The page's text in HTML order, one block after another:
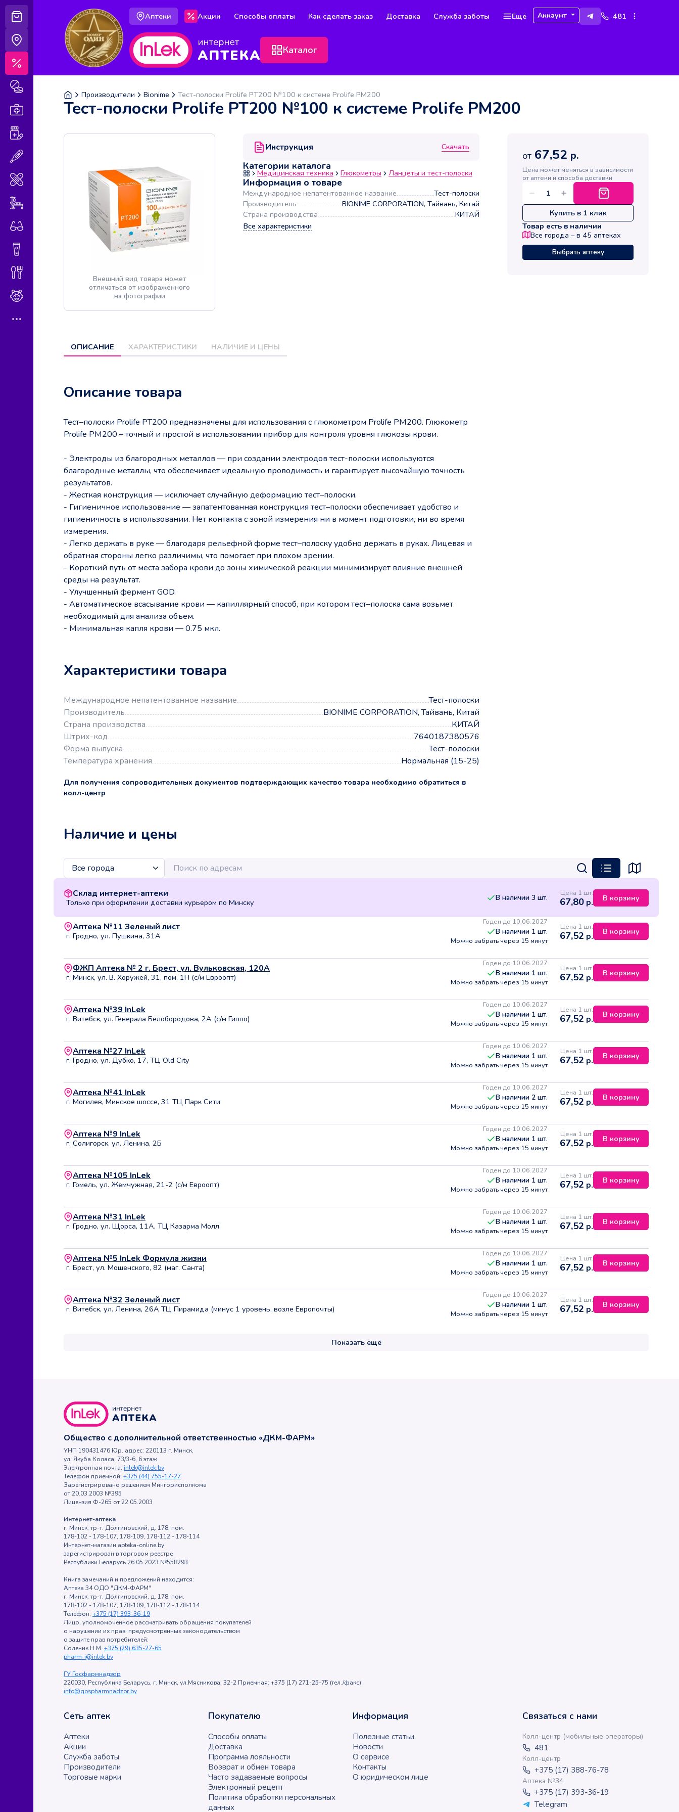
Витамины и БАДы
Медицинские изделия
Аптеки Акции Способы оплаты Как сделать заказ Доставка Служба заботы Ещё Аккаунт 481
Каталог
Производители Bionime Тест-полоски Prolife PT200 №100 к системе Prolife PM200
Тест-полоски Prolife PT200 №100 к системе Prolife PM200
Внешний вид товара может
отличаться от изображённого
на фотографии
Инструкция Скачать
Категории каталога
Медицинская техника Глюкометры Ланцеты и тест-полоски
Информация о товаре
Международное непатентованное название
Тест-полоски
Производитель
BIONIME CORPORATION, Тайвань, Китай
Страна производства
КИТАЙ
Все характеристики
ОПИСАНИЕ ХАРАКТЕРИСТИКИ НАЛИЧИЕ И ЦЕНЫ
Описание товара
Тест–полоски Prolife PT200 предназначены для использования с глюкометром Prolife PM200. Глюкометр
Prolife PM200 – точный и простой в использовании прибор для контроля уровня глюкозы крови.
- Электроды из благородных металлов — при создании электродов тест-полоски используются
благородные металлы, что обеспечивает идеальную проводимость и гарантирует высочайшую точность
результатов.
- Жесткая конструкция — исключает случайную деформацию тест–полоски.
- Гигиеничное использование — запатентованная конструкция тест–полоски обеспечивает удобство и
гигиеничность в использовании. Нет контакта с зоной измерения ни в момент подготовки, ни во время
измерения.
- Легко держать в руке — благодаря рельефной форме тест–полоску удобно держать в руках. Лицевая и
обратная стороны легко различимы, что помогает при плохом зрении.
- Короткий путь от места забора крови до зоны химической реакции минимизирует влияние внешней
среды на результат.
- Улучшенный фермент GOD.
- Автоматическое всасывание крови — капиллярный способ, при котором тест–полоска сама возьмет
необходимый для анализа объем.
- Минимальная капля крови — 0.75 мкл.
Характеристики товара
Международное непатентованное название
Тест-полоски
Производитель
BIONIME CORPORATION, Тайвань, Китай
Страна производства
КИТАЙ
Штрих-код
7640187380576
Форма выпуска
Тест-полоски
Температура хранения
Нормальная (15-25)
Для получения сопроводительных документов подтверждающих качество товара необходимо обратиться в
колл-центр
от 67,52 р.
Цена может меняться в зависимости
от аптеки и способа доставки
Купить в 1 клик
Товар есть в наличии
Все города – в 45 аптеках
Выбрать аптеку
Наличие и цены
Склад интернет-аптеки
Только при оформлении доставки курьером по Минску В наличии 3 шт. Цена 1 шт.
67,80 р. В корзину
Аптека №11 Зеленый лист
г. Гродно, ул. Пушкина, 31А
Годен до 10.06.2027
В наличии 1 шт.
Можно забрать через 15 минут
Цена 1 шт.
67,52 р. В корзину
ФЖП Аптека № 2 г. Брест, ул. Вульковская, 120А
г. Минск, ул. В. Хоружей, 31, пом. 1Н (с/м Евроопт)
Годен до 10.06.2027
В наличии 1 шт.
Можно забрать через 15 минут
Цена 1 шт.
67,52 р. В корзину
Аптека №39 InLek
г. Витебск, ул. Генерала Белобородова, 2А (с/м Гиппо)
Годен до 10.06.2027
В наличии 1 шт.
Можно забрать через 15 минут
Цена 1 шт.
67,52 р. В корзину
Аптека №27 InLek
г. Гродно, ул. Дубко, 17, ТЦ Old City
Годен до 10.06.2027
В наличии 1 шт.
Можно забрать через 15 минут
Цена 1 шт.
67,52 р. В корзину
Аптека №41 InLek
г. Могилев, Минское шоссе, 31 ТЦ Парк Сити
Годен до 10.06.2027
В наличии 2 шт.
Можно забрать через 15 минут
Цена 1 шт.
67,52 р. В корзину
Аптека №9 InLek
г. Солигорск, ул. Ленина, 2Б
Годен до 10.06.2027
В наличии 1 шт.
Можно забрать через 15 минут
Цена 1 шт.
67,52 р. В корзину
Аптека №105 InLek
г. Гомель, ул. Жемчужная, 21-2 (с/м Евроопт)
Годен до 10.06.2027
В наличии 1 шт.
Можно забрать через 15 минут
Цена 1 шт.
67,52 р. В корзину
Аптека №31 InLek
г. Гродно, ул. Щорса, 11А, ТЦ Казарма Молл
Годен до 10.06.2027
В наличии 1 шт.
Можно забрать через 15 минут
Цена 1 шт.
67,52 р. В корзину
Аптека №5 InLek Формула жизни
г. Брест, ул. Мошенского, 82 (маг. Санта)
Годен до 10.06.2027
В наличии 1 шт.
Можно забрать через 15 минут
Цена 1 шт.
67,52 р. В корзину
Аптека №32 Зеленый лист
г. Витебск, ул. Ленина, 26А ТЦ Пирамида (минус 1 уровень, возле Европочты)
Годен до 10.06.2027
В наличии 1 шт.
Можно забрать через 15 минут
Цена 1 шт.
67,52 р. В корзину
Показать ещё
Общество с дополнительной ответственностью «ДКМ-ФАРМ»
УНП 190431476 Юр. адрес: 220113 г. Минск,
ул. Якуба Коласа, 73/3-6, 6 этаж
Электронная почта: inlek@inlek.by
Телефон приемной: +375 (44) 755-17-27
Зарегистрировано решением Мингорисполкома
от 20.03.2003 №395
Лицензия Ф-265 от 22.05.2003
Интернет-аптека
г. Минск, тр-т. Долгиновский, д. 178, пом.
178-102 - 178-107, 178-109, 178-112 - 178-114
Интернет-магазин apteka-online.by
зарегистрирован в торговом реестре
Республики Беларусь 26.05.2023 №558293
Книга замечаний и предложений находится:
Аптека 34 ОДО "ДКМ-ФАРМ"
г. Минск, тр-т. Долгиновский, д. 178, пом.
178-102 - 178-107, 178-109, 178-112 - 178-114
Телефон: +375 (17) 393-36-19
Лицо, уполномоченное рассматривать обращения покупателей
о нарушении их прав, предусмотренных законодательством
о защите прав потребителей:
Соленик Н.М. +375 (29) 635-27-65
pharm-i@inlek.by
ГУ Госфармнадзор
220030, Республика Беларусь, г. Минск, ул.Мясникова, 32-2 Приемная: +375 (17) 271-25-75 (тел./факс)
info@gospharmnadzor.by
Сеть аптек
Аптеки
Акции
Служба заботы
Производители
Торговые марки
Покупателю
Способы оплаты
Доставка
Программа лояльности
Возврат и обмен товара
Часто задаваемые вопросы
Электронный рецепт
Политика обработки персональных
данных
Информация
Полезные статьи
Новости
О сервисе
Контакты
О юридическом лице
Связаться с нами
Колл-центр (мобильные операторы)
481
Колл-центр
+375 (17) 388-76-78
Аптека №34
+375 (17) 393-36-19
Telegram